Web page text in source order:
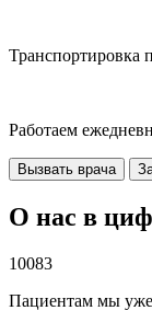
Транспортировка
Работаем
Вызвать врача
О нас в
10083
Пациентам мы